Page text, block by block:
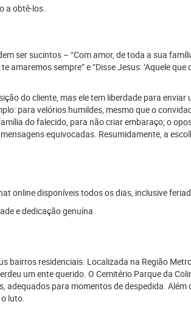
a obtê-los.
ser sucintos – “Com amor, de toda a sua
sempre” e “Disse Jesus: ‘Aquele que
do cliente, mas ele tem liberdade para
para velórios humildes, mesmo que o
do falecido, para não criar embaraço; o
equivocadas. Resumidamente, a
online disponíveis todos os dias, inclusive
e dedicação genuína.
bairros residenciais. Localizada na Região
um ente querido. O Cemitério Parque da
para momentos de despedida.
luto.